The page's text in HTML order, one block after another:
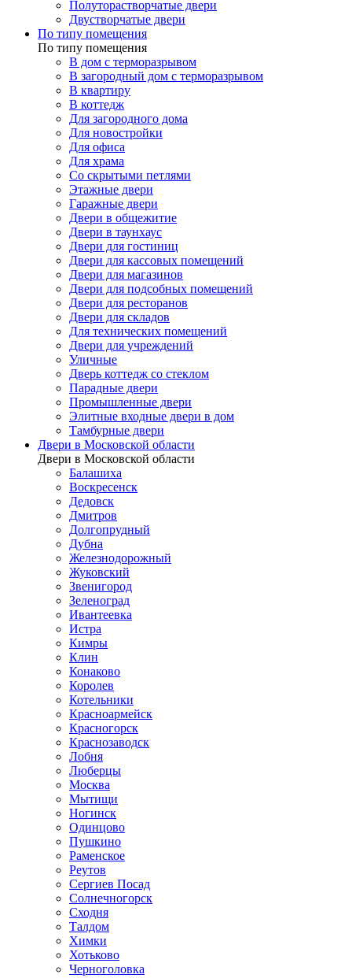
Полуторастворчатые двери
Двустворчатые двери
По типу помещения
По типу помещения
В дом с терморазрывом
В загородный дом с терморазрывом
В квартиру
В коттедж
Для загородного дома
Для новостройки
Для офиса
Для храма
Со скрытыми петлями
Этажные двери
Гаражные двери
Двери в общежитие
Двери в таунхаус
Двери для гостиниц
Двери для кассовых помещений
Двери для магазинов
Двери для подсобных помещений
Двери для ресторанов
Двери для складов
Для технических помещений
Двери для учреждений
Уличные
Дверь коттедж со стеклом
Парадные двери
Промышленные двери
Элитные входные двери в дом
Тамбурные двери
Двери в Московской области
Двери в Московской области
Балашиха
Воскресенск
Дедовск
Дмитров
Долгопрудный
Дубна
Железнодорожный
Жуковский
Звенигород
Зеленоград
Ивантеевка
Истра
Кимры
Клин
Конаково
Королев
Котельники
Красноармейск
Красногорск
Краснозаводск
Лобня
Люберцы
Москва
Мытищи
Ногинск
Одинцово
Пушкино
Раменское
Реутов
Сергиев Посад
Солнечногорск
Сходня
Талдом
Химки
Хотьково
Черноголовка